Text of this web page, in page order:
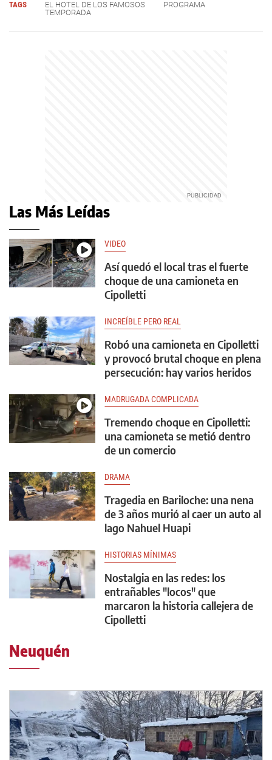
TAGS EL HOTEL DE LOS FAMOSOS
PROGRAMA
TEMPORADA
Las Más Leídas
VIDEO
Así quedó el local tras el fuerte
choque de una camioneta en
Cipolletti
INCREÍBLE PERO REAL
Robó una camioneta en Cipolletti
y provocó brutal choque en plena
persecución: hay varios heridos
MADRUGADA COMPLICADA
Tremendo choque en Cipolletti:
una camioneta se metió dentro
de un comercio
DRAMA
Tragedia en Bariloche: una nena
de 3 años murió al caer un auto al
lago Nahuel Huapi
HISTORIAS MÍNIMAS
Nostalgia en las redes: los
entrañables "locos" que
marcaron la historia callejera de
Cipolletti
Neuquén